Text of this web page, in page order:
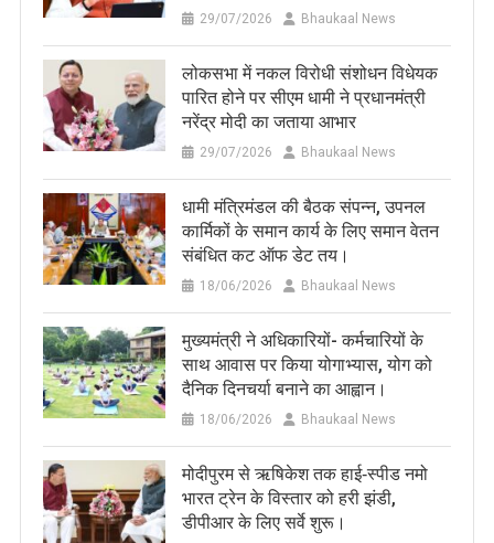
29/07/2026 Bhaukaal News
लोकसभा में नकल विरोधी संशोधन विधेयक
पारित होने पर सीएम धामी ने प्रधानमंत्री
नरेंद्र मोदी का जताया आभार
29/07/2026 Bhaukaal News
धामी मंत्रिमंडल की बैठक संपन्न, उपनल
कार्मिकों के समान कार्य के लिए समान वेतन
संबंधित कट ऑफ डेट तय।
18/06/2026 Bhaukaal News
मुख्यमंत्री ने अधिकारियों- कर्मचारियों के
साथ आवास पर किया योगाभ्यास, योग को
दैनिक दिनचर्या बनाने का आह्वान।
18/06/2026 Bhaukaal News
मोदीपुरम से ऋषिकेश तक हाई‑स्पीड नमो
भारत ट्रेन के विस्तार को हरी झंडी,
डीपीआर के लिए सर्वे शुरू।